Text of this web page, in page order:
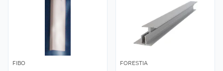
FIBO FORESTIA